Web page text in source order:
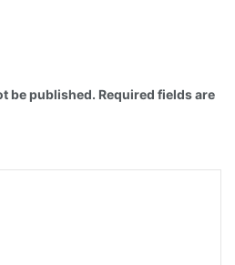
be published. Required fields are